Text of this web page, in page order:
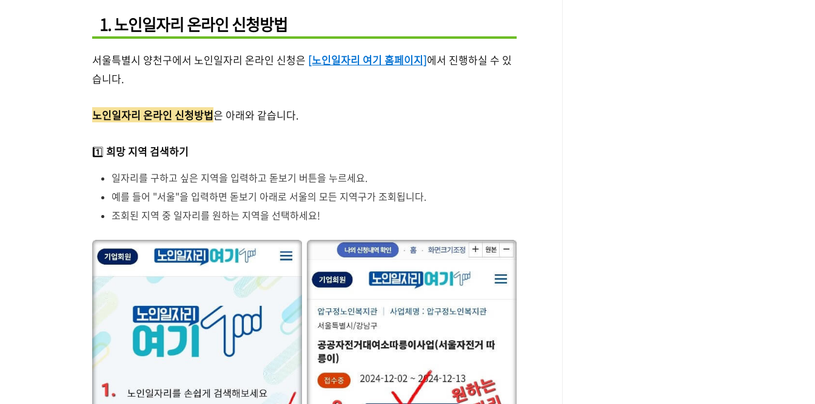
1. 노인일자리 온라인 신청방법
서울특별시 양천구에서 노인일자리 온라인 신청은 [노인일자리 여기 홈페이지]에서 진행하실 수 있
습니다.
노인일자리 온라인 신청방법은 아래와 같습니다.
1️⃣ 희망 지역 검색하기
일자리를 구하고 싶은 지역을 입력하고 돋보기 버튼을 누르세요.
예를 들어 "서울"을 입력하면 돋보기 아래로 서울의 모든 지역구가 조회됩니다.
조회된 지역 중 일자리를 원하는 지역을 선택하세요!